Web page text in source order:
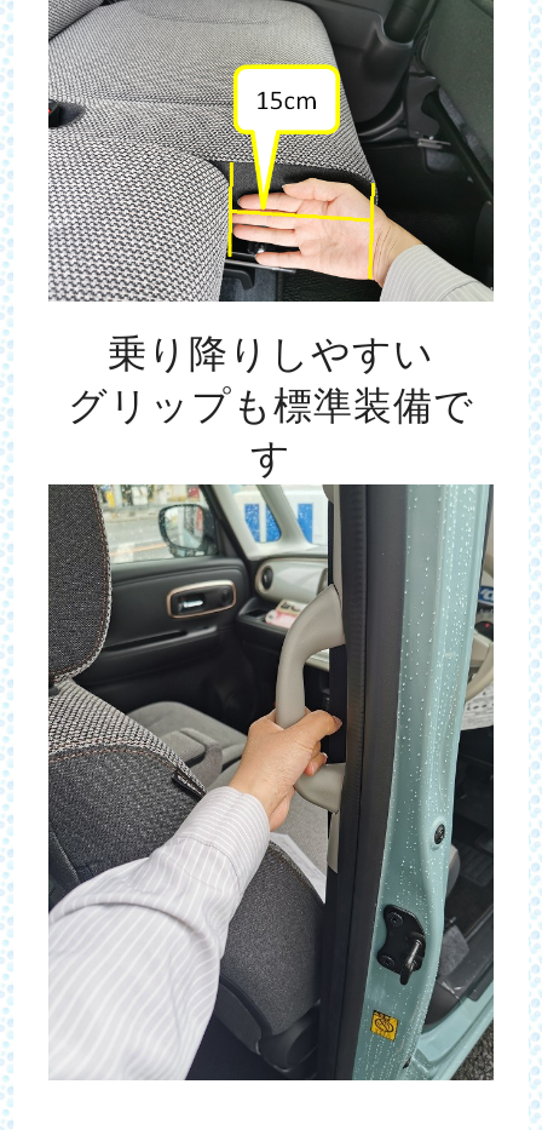
乗り降りしやすい
グリップも標準装備で
す